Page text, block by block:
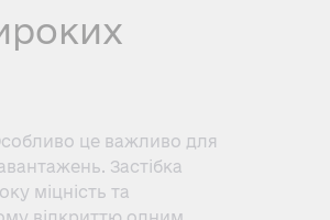
це важливо для
Застібка
міцність та